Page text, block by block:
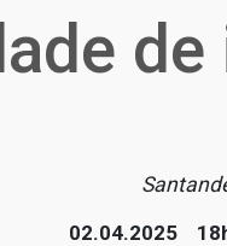
02.04.2025